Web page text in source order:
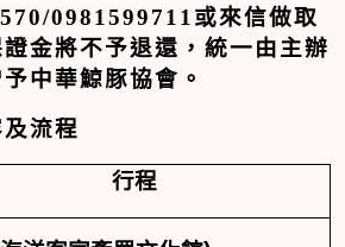
0981599711 或來信做取
金將不予退還，統一由主辦
中華鯨豚協會。
流程
行程